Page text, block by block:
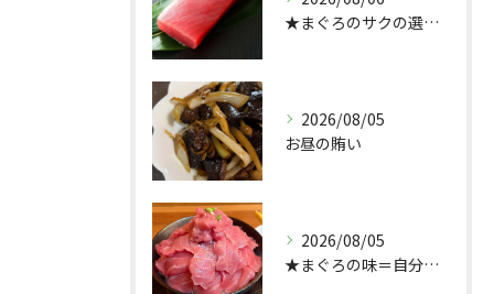
★まぐろのサクの選び方★（どんぶり屋まぐろ大将）
2026/08/05
お昼の賄い
2026/08/05
★まぐろの味＝自分好み？★